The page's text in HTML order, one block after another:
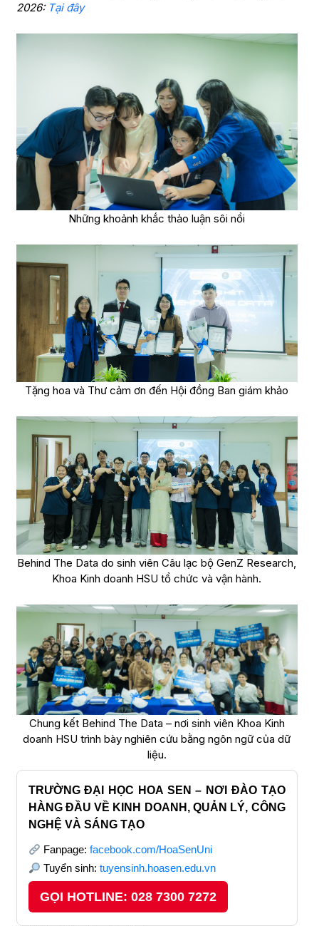
2026: Tại đây
Những khoảnh khắc thảo luận sôi nổi
Tặng hoa và Thư cảm ơn đến Hội đồng Ban giám khảo
Behind The Data do sinh viên Câu lạc bộ GenZ Research,
Khoa Kinh doanh HSU tổ chức và vận hành.
Chung kết Behind The Data – nơi sinh viên Khoa Kinh
doanh HSU trình bày nghiên cứu bằng ngôn ngữ của dữ
liệu.
TRƯỜNG ĐẠI HỌC HOA SEN – NƠI ĐÀO TẠO
HÀNG ĐẦU VỀ KINH DOANH, QUẢN LÝ, CÔNG
NGHỆ VÀ SÁNG TẠO
Fanpage: facebook.com/HoaSenUni
Tuyển sinh: tuyensinh.hoasen.edu.vn
GỌI HOTLINE: 028 7300 7272